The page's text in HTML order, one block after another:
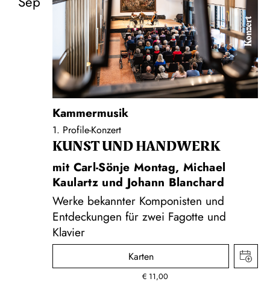
Konzert
Kammermusik
1. Profile-Konzert
KUNST UND HAND­WERK
mit Carl-Sönje Montag, Michael
Kaulartz und Johann Blanchard
Werke bekannter Komponisten und
Entdeckungen für zwei Fagotte und
Klavier
Karten
€ 11,00